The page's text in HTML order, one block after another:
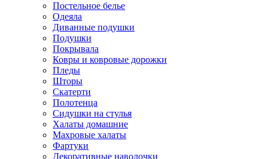
Постельное белье
Одеяла
Диванные подушки
Подушки
Покрывала
Ковры и ковровые дорожки
Пледы
Шторы
Скатерти
Полотенца
Сидушки на стулья
Халаты домашние
Махровые халаты
Фартуки
Декоративные наволочки